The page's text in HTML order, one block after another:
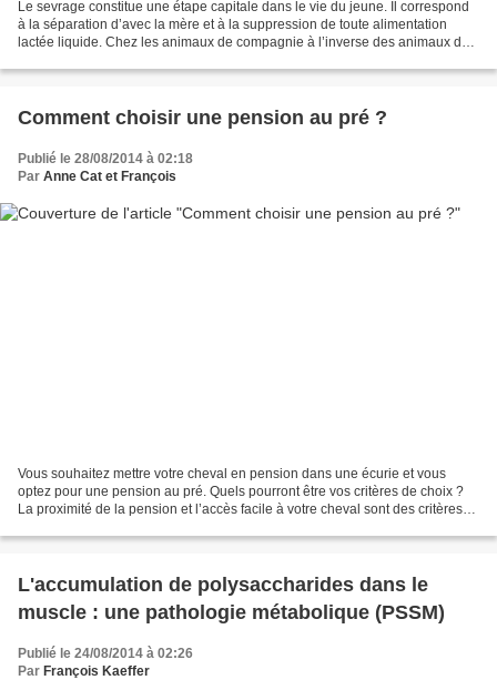
Le sevrage constitue une étape capitale dans le vie du jeune. Il correspond
à la séparation d’avec la mère et à la suppression de toute alimentation
lactée liquide. Chez les animaux de compagnie à l’inverse des animaux de
Comment choisir une pension au pré ?
Publié le 28/08/2014 à 02:18
Par Anne Cat et François
Vous souhaitez mettre votre cheval en pension dans une écurie et vous
optez pour une pension au pré. Quels pourront être vos critères de choix ?
La proximité de la pension et l’accès facile à votre cheval sont des critères
L'accumulation de polysaccharides dans le
muscle : une pathologie métabolique (PSSM)
Publié le 24/08/2014 à 02:26
Par François Kaeffer